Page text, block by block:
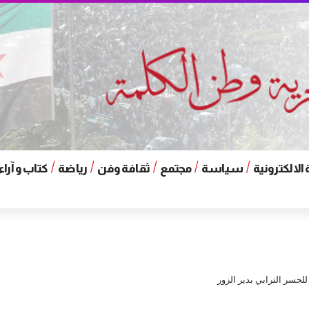
سياسة مجتمع ثقافة وفن رياضة كتاب و
الترابي بدير الزور